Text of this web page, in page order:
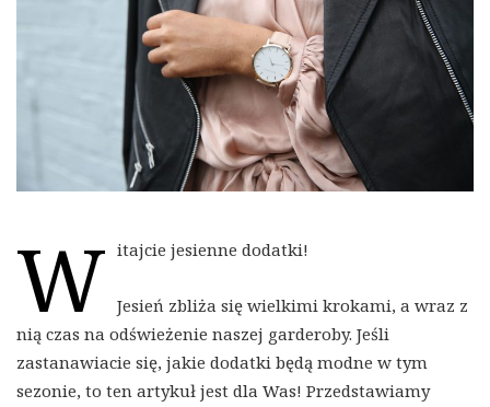
W itajcie jesienne dodatki!
Jesień zbliża się wielkimi krokami, a wraz z
nią czas na odświeżenie naszej garderoby. Jeśli
zastanawiacie się, jakie dodatki będą modne w tym
sezonie, to ten artykuł jest dla Was! Przedstawiamy